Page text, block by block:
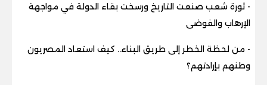
- ثورة شعب صنعت التاريخ ورسخت بقاء الدولة في مواجهة
الإرهاب والفوضى
- من لحظة الخطر إلى طريق البناء.. كيف استعاد المصريون
وطنهم بإرادتهم؟